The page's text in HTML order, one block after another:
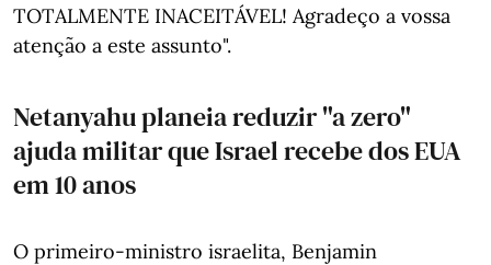
TOTALMENTE INACEITÁVEL! Agradeço a vossa
atenção a este assunto".
Netanyahu planeia reduzir "a zero"
ajuda militar que Israel recebe dos EUA
em 10 anos
O primeiro-ministro israelita, Benjamin